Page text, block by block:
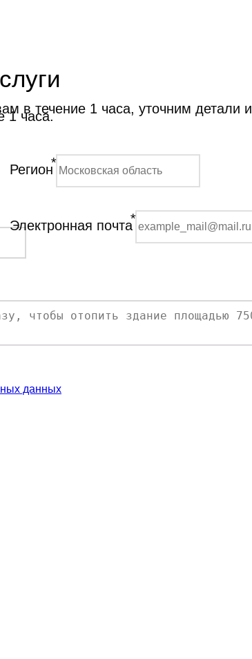
1 часа.
в течение 1 часа, уточним детали и
Регион*
Электронная почта*
данных